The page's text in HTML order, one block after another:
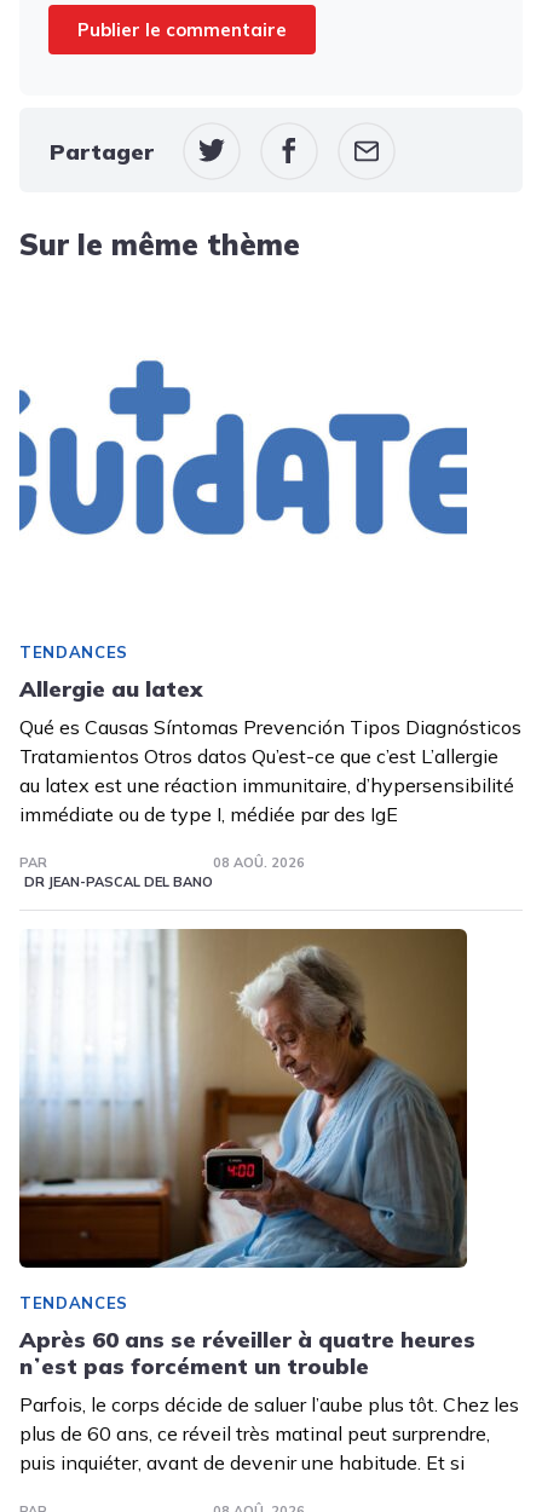
Partager
Sur le même thème
TENDANCES
Allergie au latex
Qué es Causas Síntomas Prevención Tipos Diagnósticos
Tratamientos Otros datos Qu’est-ce que c’est L’allergie
au latex est une réaction immunitaire, d’hypersensibilité
immédiate ou de type I, médiée par des IgE
PAR
DR JEAN-PASCAL DEL BANO
08 AOÛ. 2026
TENDANCES
Après 60 ans se réveiller à quatre heures
nʼest pas forcément un trouble
Parfois, le corps décide de saluer l’aube plus tôt. Chez les
plus de 60 ans, ce réveil très matinal peut surprendre,
puis inquiéter, avant de devenir une habitude. Et si